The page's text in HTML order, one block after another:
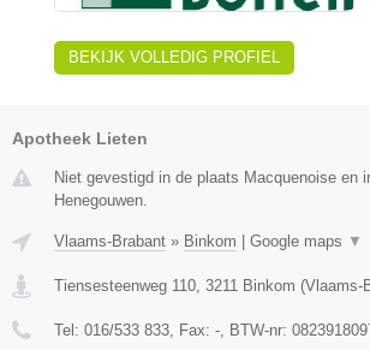
BEKIJK VOLLEDIG PROFIEL
Apotheek Lieten
Niet gevestigd in de plaats Macquenoise en
Henegouwen.
Vlaams-Brabant » Binkom Google maps ▼
Tiensesteenweg 110 3211 Binkom (Vlaams-
Tel: 016/533 833 , Fax: - , BTW-nr: